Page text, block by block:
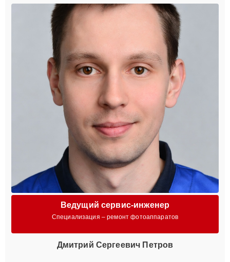
Ведущий сервис-инженер
Специализация – ремонт фотоаппаратов
Дмитрий Сергеевич Петров